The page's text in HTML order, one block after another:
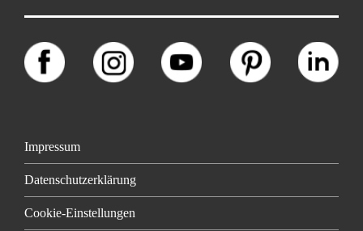
Impressum
Datenschutzerklärung
Cookie-Einstellungen